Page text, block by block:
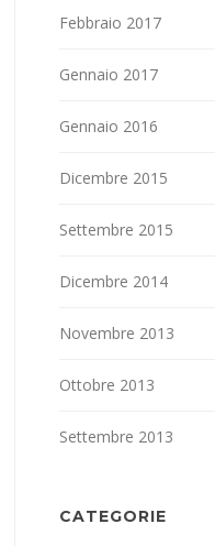
Febbraio 2017
Gennaio 2017
Gennaio 2016
Dicembre 2015
Settembre 2015
Dicembre 2014
Novembre 2013
Ottobre 2013
Settembre 2013
CATEGORIE